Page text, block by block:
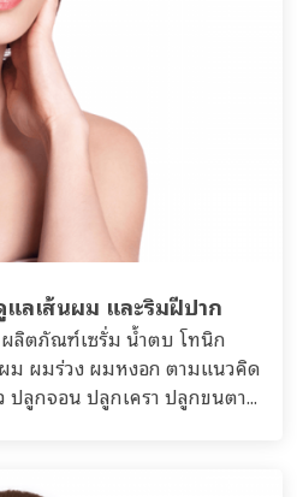
เส้นผม และริมฝีปาก
ลิตภัณฑ์เซรั่ม น้ำตบ โทนิก
ม ผมร่วง ผมหงอก ตามแนวคิด
ลูกจอน ปลูกเครา ปลูกขนตา...